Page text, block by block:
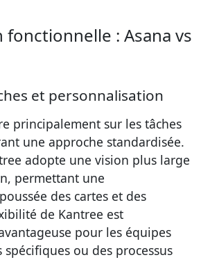
fonctionnelle : Asana vs
et personnalisation
principalement sur les tâches
une approche standardisée.
adopte une vision plus large
permettant une
des cartes et des
de Kantree est
pour les équipes
ou des processus